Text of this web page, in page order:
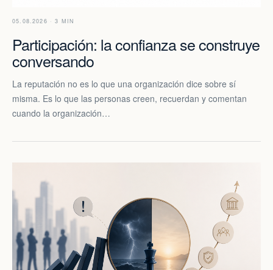
05.08.2026 · 3 MIN
Participación: la confianza se construye
conversando
La reputación no es lo que una organización dice sobre sí
misma. Es lo que las personas creen, recuerdan y comentan
cuando la organización…